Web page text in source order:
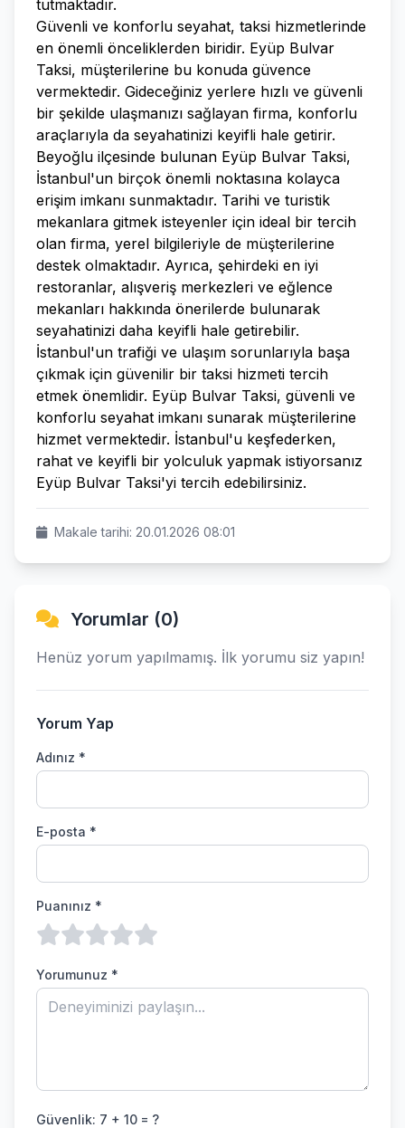
tutmaktadır.
Güvenli ve konforlu seyahat, taksi hizmetlerinde
en önemli önceliklerden biridir. Eyüp Bulvar
Taksi, müşterilerine bu konuda güvence
vermektedir. Gideceğiniz yerlere hızlı ve güvenli
bir şekilde ulaşmanızı sağlayan firma, konforlu
araçlarıyla da seyahatinizi keyifli hale getirir.
Beyoğlu ilçesinde bulunan Eyüp Bulvar Taksi,
İstanbul'un birçok önemli noktasına kolayca
erişim imkanı sunmaktadır. Tarihi ve turistik
mekanlara gitmek isteyenler için ideal bir tercih
olan firma, yerel bilgileriyle de müşterilerine
destek olmaktadır. Ayrıca, şehirdeki en iyi
restoranlar, alışveriş merkezleri ve eğlence
mekanları hakkında önerilerde bulunarak
seyahatinizi daha keyifli hale getirebilir.
İstanbul'un trafiği ve ulaşım sorunlarıyla başa
çıkmak için güvenilir bir taksi hizmeti tercih
etmek önemlidir. Eyüp Bulvar Taksi, güvenli ve
konforlu seyahat imkanı sunarak müşterilerine
hizmet vermektedir. İstanbul'u keşfederken,
rahat ve keyifli bir yolculuk yapmak istiyorsanız
Eyüp Bulvar Taksi'yi tercih edebilirsiniz.
Makale tarihi: 20.01.2026 08:01
Yorumlar (0)
Henüz yorum yapılmamış. İlk yorumu siz yapın!
Yorum Yap
Adınız *
E-posta *
Puanınız *
Yorumunuz *
Güvenlik: 7 + 10 = ?